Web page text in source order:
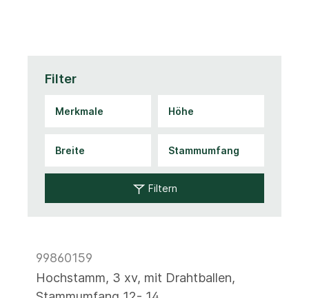
Filter
Filtern
99860159
Hochstamm, 3 xv, mit Drahtballen,